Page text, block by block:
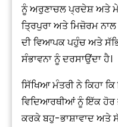
ਨੂੰ ਅਰੁਣਾਚਲ ਪ੍ਰਦੇਸ਼ ਅਤੇ
ਤ੍ਰਿਪੁਰਾ ਅਤੇ ਮਿਜ਼ੋਰਮ
ਦੀ ਵਿਆਪਕ ਪਹੁੰਚ ਅਤੇ
ਸੰਭਾਵਨਾ ਨੂੰ ਦਰਸਾਉਂਦਾ ਹੈ।
ਸਿੱਖਿਆ ਮੰਤਰੀ ਨੇ ਕਿਹਾ
ਵਿਦਿਆਰਥੀਆਂ ਨੂੰ ਇੱਕ ਹੋਰ
ਕਰਕੇ ਬਹੁ-ਭਾਸ਼ਾਵਾਦ ਅਤੇ